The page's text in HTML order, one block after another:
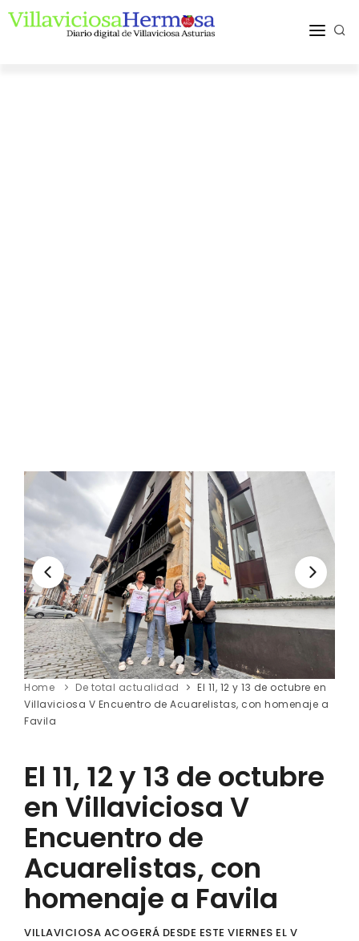
Home De total actualidad
El 11, 12 y 13 de octubre en
Villaviciosa V Encuentro de Acuarelistas, con homenaje a
Favila
El 11, 12 y 13 de octubre
en Villaviciosa V
Encuentro de
Acuarelistas, con
homenaje a Favila
VILLAVICIOSA ACOGERÁ DESDE ESTE VIERNES EL V